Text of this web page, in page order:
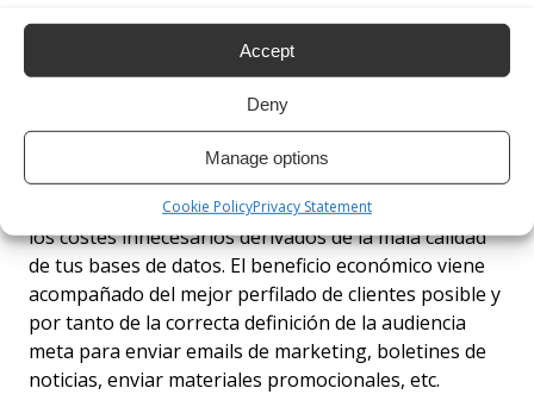
Accept
Deny
Manage options
Cookie PolicyPrivacy Statement
El objetivo justo para el negocio
Usar Address4 significa confiar las operaciones
necesarias de análisis, mejora y estandarización de
hasta cientos de miles de datos personales a una
herramienta automatizada que elimina los errores y
los costes innecesarios derivados de la mala calidad
de tus bases de datos. El beneficio económico viene
acompañado del mejor perfilado de clientes posible y
por tanto de la correcta definición de la audiencia
meta para enviar emails de marketing, boletines de
noticias, enviar materiales promocionales, etc.